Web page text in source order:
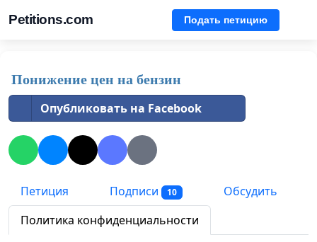
Petitions.com Подать петицию
Понижение цен на бензин
Опубликовать на Facebook
Петиция Подписи 10
Обсудить
Политика конфиденциальности